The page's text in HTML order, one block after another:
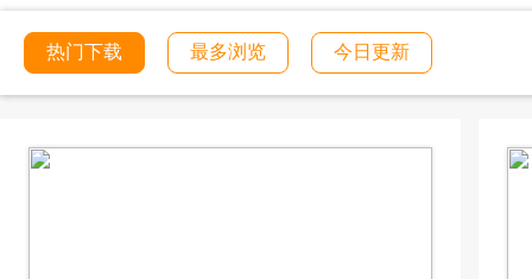
工程建筑
文化传媒 学校教育 医院医疗
热门下载 最多浏览 今日更新